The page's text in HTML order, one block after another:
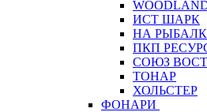
ИСТ ШАРК
НА
ПКП
СОЮЗ
ТОНАР
ХОЛЬСТЕР
ФОНАРИ